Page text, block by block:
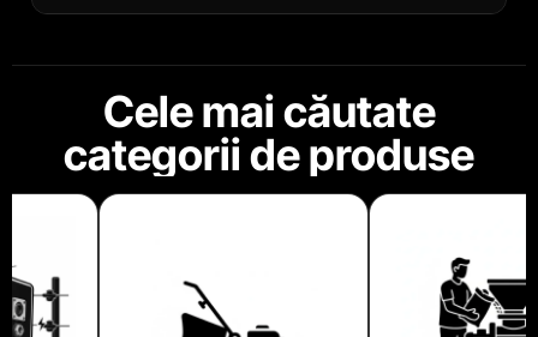
Cele mai căutate
categorii de produse